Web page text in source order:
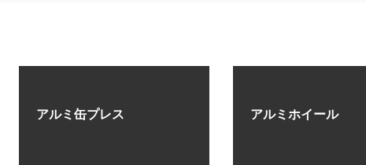
アルミ缶プレス アルミホイール